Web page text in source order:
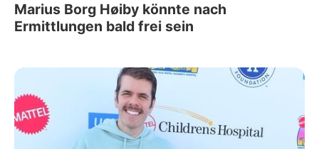
Marius Borg Høiby könnte nach
Ermittlungen bald frei sein